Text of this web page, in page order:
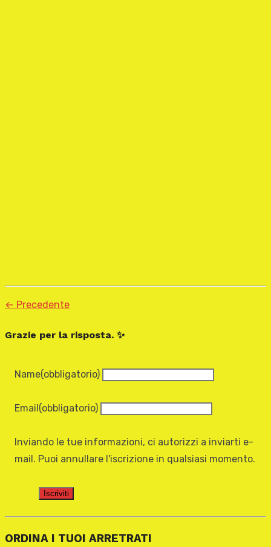
← Precedente
Grazie per la risposta. ✨
Name(obbligatorio)
Email(obbligatorio)
Inviando le tue informazioni, ci autorizzi a inviarti e-
mail. Puoi annullare l'iscrizione in qualsiasi momento.
Iscriviti
ORDINA I TUOI ARRETRATI